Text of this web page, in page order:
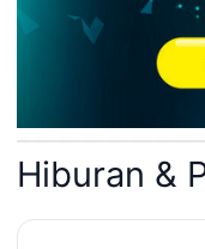
Hiburan &